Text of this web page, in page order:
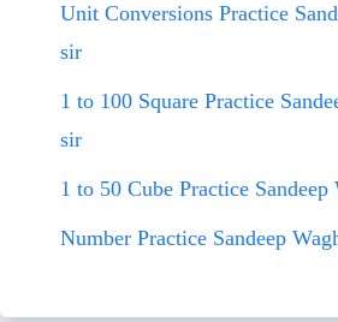
Unit Conversions Practice
sir
1 to 100 Square Practice
sir
1 to 50 Cube Practice Sandeep
Number Practice Sandeep